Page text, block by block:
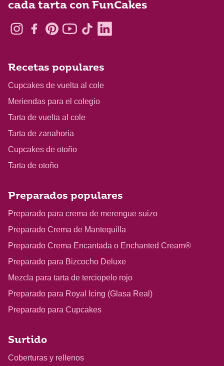
cada tarta con FunCakes
Recetas populares
Cupcakes de vuelta al cole
Meriendas para el colegio
Tarta de vuelta al cole
Tarta de zanahoria
Cupcakes de otoño
Tarta de otoño
Preparados populares
Preparado para crema de merengue suizo
Preparado Crema de Mantequilla
Preparado Crema Encantada o Enchanted Cream®
Preparado para Bizcocho Deluxe
Mezcla para tarta de terciopelo rojo
Preparado para Royal Icing (Glasa Real)
Preparado para Cupcakes
Surtido
Coberturas y rellenos